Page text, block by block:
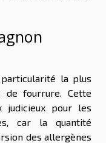
la plus
de fourrure. Cette
pour les
car la quantité
des allergènes